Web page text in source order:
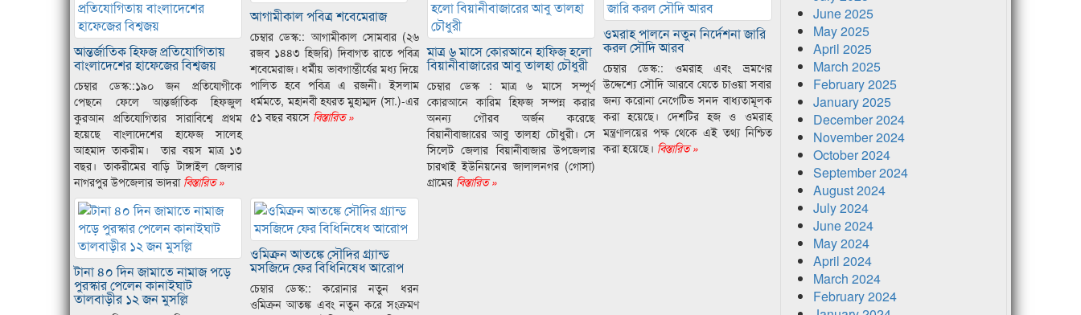
আন্তর্জাতিক হিফজ প্রতিযোগিতায়
বাংলাদেশের হাফেজের বিশ্বজয়
চেম্বার ডেস্ক::১৯০ জন প্রতিযোগীকে
পেছনে ফেলে আন্তর্জাতিক হিফজুল
কুরআন প্রতিযোগিতার সারাবিশ্বে প্রথম
হয়েছে বাংলাদেশের হাফেজ সালেহ
আহমাদ তাকরীম। তার বয়স মাত্র ১৩
বছর। তাকরীমের বাড়ি টাঙ্গাইল জেলার
নাগরপুর উপজেলার ভাদরাবিস্তারিত »
আগামীকাল পবিত্র শবেমেরাজ
চেম্বার ডেস্ক:: আগামীকাল সোমবার (২৬
রজব ১৪৪৩ হিজরি) দিবাগত রাতে পবিত্র
শবেমেরাজ। ধর্মীয় ভাবগাম্ভীর্যের মধ্য দিয়ে
পালিত হবে পবিত্র এ রজনী। ইসলাম
ধর্মমতে, মহানবী হযরত মুহাম্মদ (সা.)-এর
৫১ বছর বয়সে বিস্তারিত »
মাত্র ৬ মাসে কোরআনে হাফিজ হলো
বিয়ানীবাজারের আবু তালহা চৌধুরী
চেম্বার ডেস্ক : মাত্র ৬ মাসে সম্পূর্ণ
কোরআনে কারিম হিফজ সম্পন্ন করার
অনন্য গৌরব অর্জন করেছে
বিয়ানীবাজারের আবু তালহা চৌধুরী। সে
সিলেট জেলার বিয়ানীবাজার উপজেলার
চারখাই ইউনিয়নের জালালনগর (গোসা)
গ্রামেরবিস্তারিত »
ওমরাহ পালনে নতুন নির্দেশনা জারি
করল সৌদি আরব
চেম্বার ডেস্ক:: ওমরাহ এবং ভ্রমণের
উদ্দেশ্যে সৌদি আরবে যেতে চাওয়া সবার
জন্য করোনা নেগেটিভ সনদ বাধ্যতামূলক
করা হয়েছে। দেশটির হজ ও ওমরাহ
মন্ত্রণালয়ের পক্ষ থেকে এই তথ্য নিশ্চিত
করা হয়েছে। বিস্তারিত »
টানা ৪০ দিন জামাতে নামাজ পড়ে
পুরস্কার পেলেন কানাইঘাট
তালবাড়ীর ১২ জন মুসল্লি
ওমিক্রন আতঙ্কে সৌদির গ্র্যান্ড
মসজিদে ফের বিধিনিষেধ আরোপ
চেম্বার ডেস্ক:: করোনার নতুন ধরন
ওমিক্রন আতঙ্ক এবং নতুন করে সংক্রমণ
June 2025
May 2025
April 2025
March 2025
February 2025
January 2025
December 2024
November 2024
October 2024
September 2024
August 2024
July 2024
June 2024
May 2024
April 2024
March 2024
February 2024